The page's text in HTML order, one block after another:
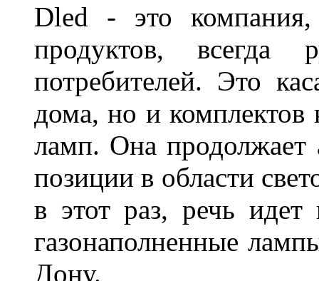
Dled - это
продуктов, всегда
потребителей. Это
дома, но и комплектов
ламп. Она продолжает
позиции в области
в этот раз, речь
газонаполненные
Дону.